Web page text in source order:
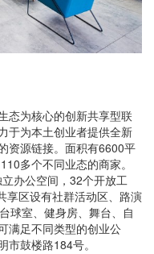
态为核心的创新共享型联
于为本土创业者提供全新
资源链接。面积有6600平
多个不同业态的商家。
办公空间，32个开放工
享区设有社群活动区、路演
球室、健身房、舞台、自
满足不同类型的创业公
鼓楼路184号。